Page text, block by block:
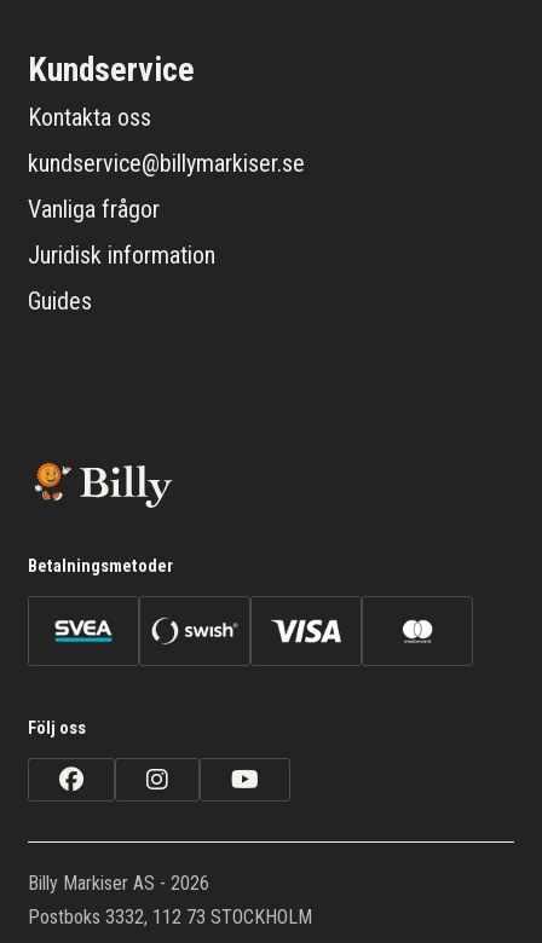
Kundservice
Kontakta oss
kundservice@billymarkiser.se
Vanliga frågor
Juridisk information
Guides
Betalningsmetoder
Följ oss
Billy Markiser AS - 2026
Postboks 3332, 112 73 STOCKHOLM